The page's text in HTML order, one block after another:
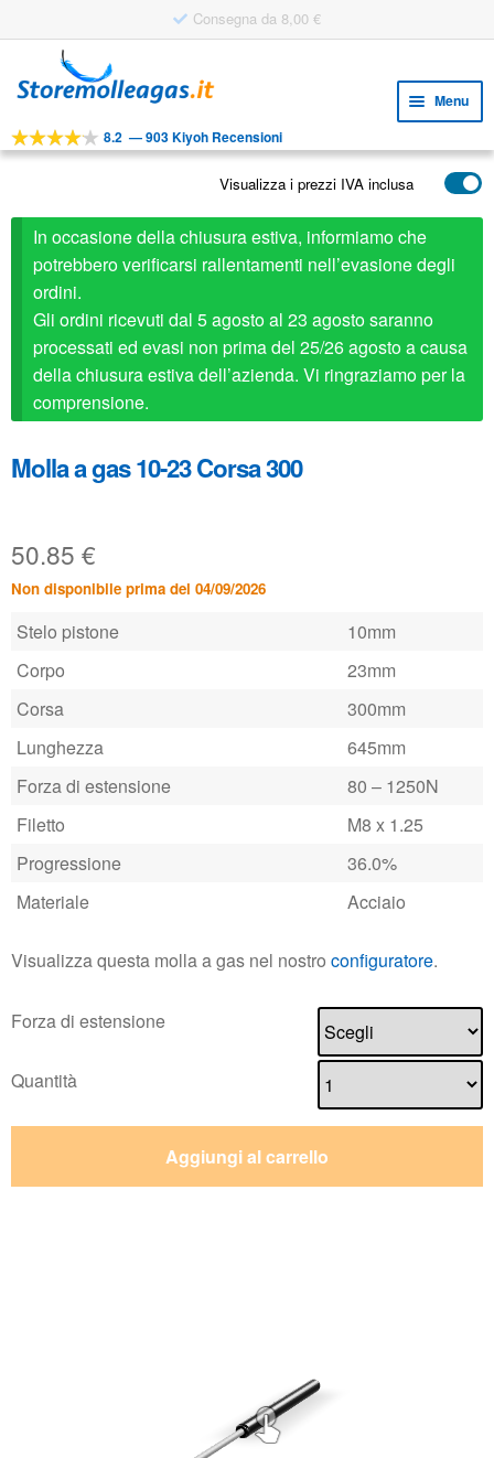
Consegna da 8,00 €
alla
al
Menu
STRUMENTI
il
menu
child
child
APPLICAZIONI
SERVIZIO CLIENTI
child
FAQ
8.2 —903 Kiyoh Recensioni
Visualizza i prezzi IVA inclusa
In occasione della chiusura estiva, informiamo che
potrebbero verificarsi rallentamenti nell’evasione degli
ordini.
Gli ordini ricevuti dal 5 agosto al 23 agosto saranno
processati ed evasi non prima del 25/26 agosto a causa
della chiusura estiva dell’azienda. Vi ringraziamo per la
comprensione.
Molla a gas 10-23 Corsa 300
50.85 €
Non disponibile prima del 04/09/2026
Stelo pistone
10mm
Corpo
23mm
Corsa
300mm
Lunghezza
645mm
Forza di estensione
80 – 1250N
Filetto
M8 x 1.25
Progressione
36.0%
Materiale
Acciaio
Visualizza questa molla a gas nel nostro configuratore.
Forza di estensione
Quantità
Aggiungi al carrello